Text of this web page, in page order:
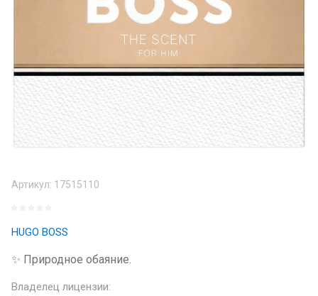
Артикул: 17515110
HUGO BOSS
✨ Природное обаяние.
Владелец лицензии: